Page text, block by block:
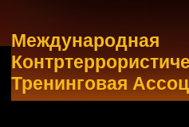
Международная
Тренинговая